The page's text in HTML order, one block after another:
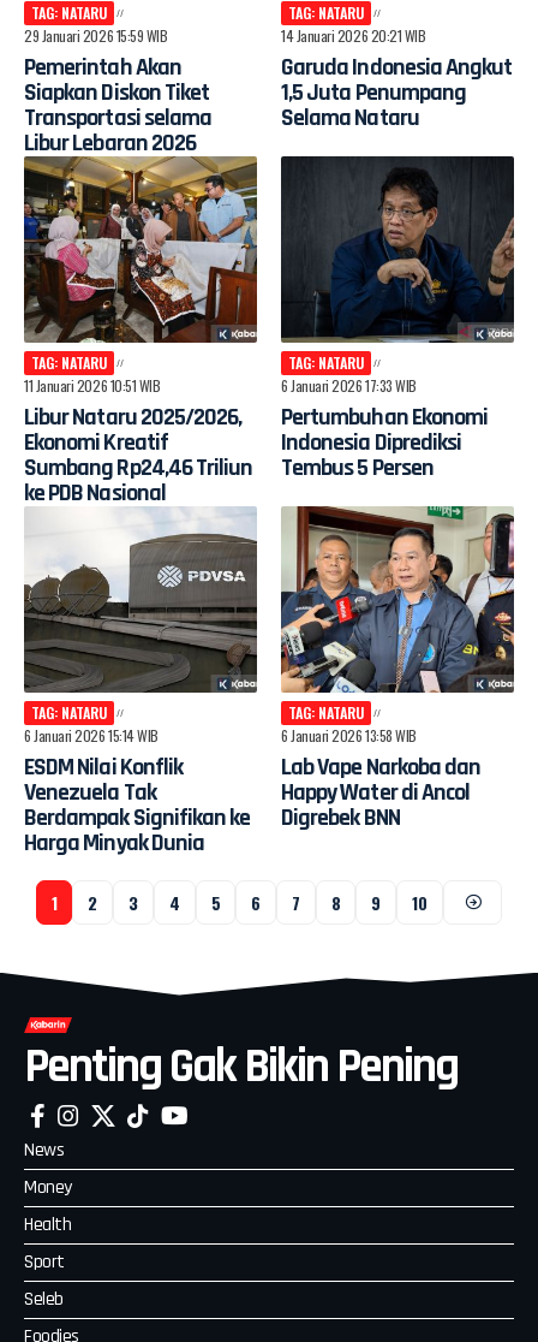
TAG: NATARU
29 Januari 2026 15:59 WIB
Pemerintah Akan
Siapkan Diskon Tiket
Transportasi selama
Libur Lebaran 2026
TAG: NATARU
14 Januari 2026 20:21 WIB
Garuda Indonesia Angkut
1,5 Juta Penumpang
Selama Nataru
TAG: NATARU
11 Januari 2026 10:51 WIB
Libur Nataru 2025/2026,
Ekonomi Kreatif
Sumbang Rp24,46 Triliun
ke PDB Nasional
TAG: NATARU
6 Januari 2026 17:33 WIB
Pertumbuhan Ekonomi
Indonesia Diprediksi
Tembus 5 Persen
TAG: NATARU
6 Januari 2026 15:14 WIB
ESDM Nilai Konflik
Venezuela Tak
Berdampak Signifikan ke
Harga Minyak Dunia
TAG: NATARU
6 Januari 2026 13:58 WIB
Lab Vape Narkoba dan
Happy Water di Ancol
Digrebek BNN
1 2 3 4 5 6 7 8 9 10
Penting Gak Bikin Pening
News
Money
Health
Sport
Seleb
Foodies